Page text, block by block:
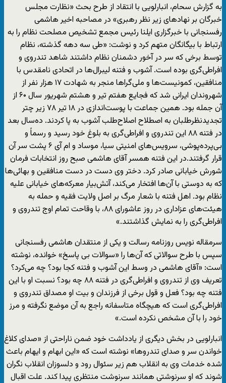
به گزارش سحام، انبارلویی با انتقاد از طرح بحث «نظارت مجلس
خبرگان بر نهادهای زیر نظر رهبری» در مصاحبه اخیر هاشمی
رفسنجانی با خبرگزاری ایلنا رئیس مجمع تشخیص مصلحت نظام را به
ارتباط با بیگانگان متهم کرد و نوشت: «طی سه دهه گذشته، نظام
توسط برخی که سر در آخور دشمنان نظام داشتند شاهد تندروی و
افراطی‌گری بوده است. آشوب و فتنه لیبرال‌ها در اتحادی نامقدس با
منافقین، کمونیست‌ها و ملی‌گراها منجر به شهادت ۱۷ هزار نفر از
شهروندان ایرانی شد که فجایع هفتم تیر و هشتم شهریور سال ۶۰ از
آن جمله بود. همین جماعت با پوست‌اندازی در ۱۸ تیر ۷۸ زیر چتر
تجدیدنظرطلبان به اصطلاح اصلاح‌طلب آشوب به پا کردند. ده‌سال بعد
در فتنه ۸۸ این تندروی و افراطی‌گری به بلوغ خود رسید و رسماً و
بی‌پرده‌پوشی، سرویس‌های امنیتی سیا، موساد و ام آی ۶ پشت سر آن
قرار گرفتند.در این فتنه همسر آقای هاشمی صبح روز انتخابات فرمان
شورش خیابانی صادر کرد. دختر وی دست در دست منافقین و بهائی‌ها
که به دوستی با آن‌ها افتخار می‌کند، آتش‌بیار معرکه‌های خیابانی علیه
نظام بود. اهل فتنه با شعار مرگ بر اصل ولایت فقیه و حمله به
هیئت‌های عزاداری در روز عاشورای ۸۸، با وقاحت تمام اوج تندروی و
افراطی‌گری را به نمایش گذاشتند.»
سرمقاله نویس روزنامه رسالت و یکی از منتقدان هاشمی رفسنجانی
سپس با طرح سوالاتی که آن‌ها را «سوالات بی پاسخ» خوانده، نوشته
است: «آقای هاشمی در وسط این آشوب و فتنه کجا بود؟ چه می‌کرد؟
تعریف وی از تندروی و افراطی‌گری در فتنه ۸۸ چه بود؟ نسبت او با این
فتنه چه بود؟ فعل و قول برخی از فرزندان و بیت او مصداق تندروی و
افراطی‌گری است که هیچگاه متاسفانه راجع به آن موضع نگرفته و مرز
خود را با آن مشخص نکرده است.»
انبارلویی در بخش دیگری از یادداشت خود ضمن ناراحتی از «صدای کلاغ
خواندن سر و صدای تندروها» نوشته است که «این ابهام و ایهام باعث
شده خدمات وی به انقلاب هم زیر سئوال رود و دلسوزان انقلاب نگران
شوند که او سرنوشتی همانند سرنوشت منتظری پیدا کند. علت اقبال